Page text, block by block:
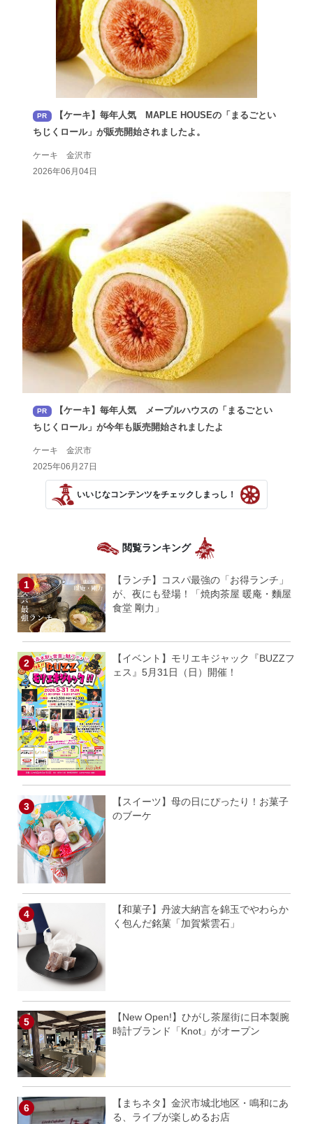
PR
【ケーキ】毎年人気 MAPLE HOUSEの「まるごとい
ちじくロール」が販売開始されましたよ。
ケーキ 金沢市
2026年06月04日
PR
【ケーキ】毎年人気 メープルハウスの「まるごとい
ちじくロール」が今年も販売開始されましたよ
ケーキ 金沢市
2025年06月27日
いいじなコンテンツをチェックしまっし！
閲覧ランキング
【ランチ】コスパ最強の「お得ランチ」
が、夜にも登場！「焼肉茶屋 暖庵・麵屋
食堂 剛力」
【イベント】モリエキジャック『BUZZフ
ェス』5月31日（日）開催！
【スイーツ】母の日にぴったり！お菓子
のブーケ
【和菓子】丹波大納言を錦玉でやわらか
く包んだ銘菓「加賀紫雲石」
【New Open!】ひがし茶屋街に日本製腕
時計ブランド「Knot」がオープン
【まちネタ】金沢市城北地区・鳴和にあ
る、ライブが楽しめるお店